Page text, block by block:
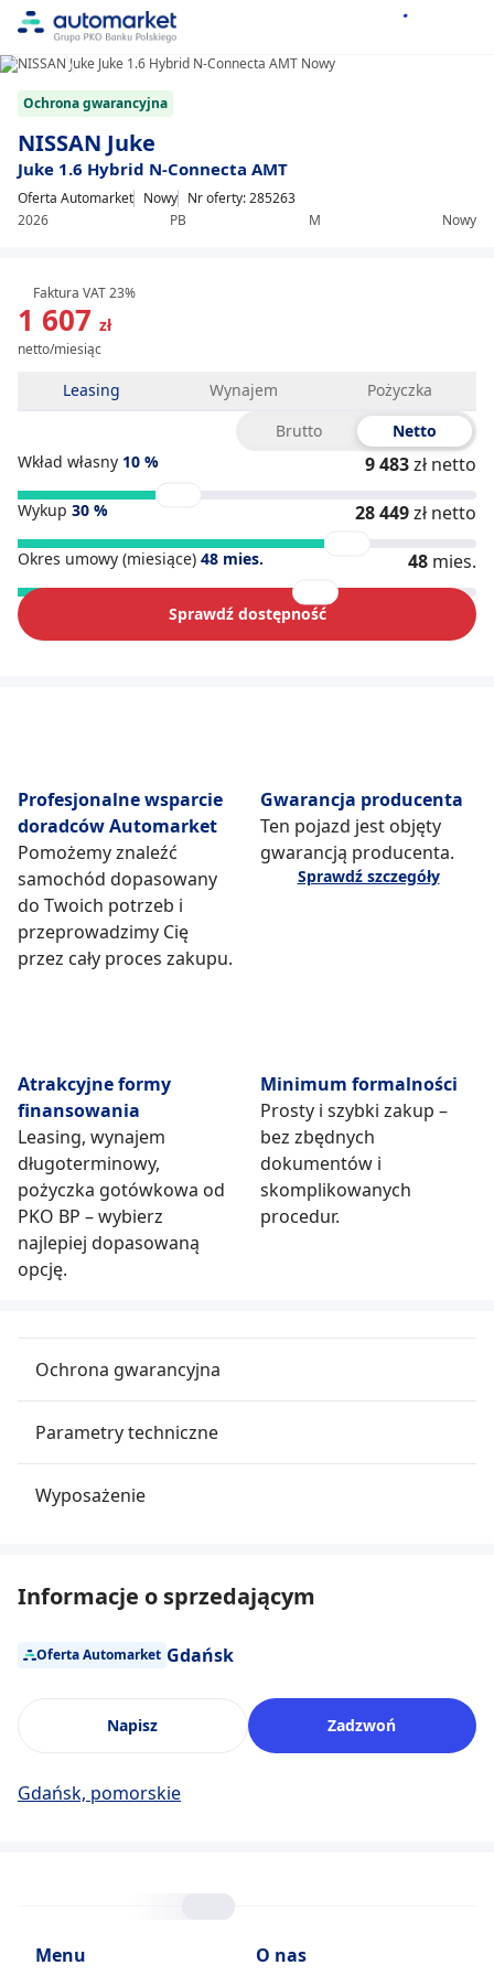
1/13
Ochrona gwarancyjna
NISSAN Juke
Juke 1.6 Hybrid N-Connecta AMT
Oferta Automarket Nowy
2026
PB M Nowy
Nr oferty: 285263
1 607 zł
netto/miesiąc
Faktura VAT 23%
Leasing Wynajem
Pożyczka
Brutto
Netto
Wkład własny 10 % 9 483zł netto
Wykup 30 % 28 449zł netto
Okres umowy (miesiące) 48 mies. 48 mies.
Sprawdź dostępność
Profesjonalne wsparcie
doradców Automarket
Pomożemy znaleźć
samochód dopasowany
do Twoich potrzeb i
przeprowadzimy Cię
przez cały proces zakupu.
Gwarancja producenta
Ten pojazd jest objęty
gwarancją producenta.
Sprawdź szczegóły
Atrakcyjne formy
finansowania
Leasing, wynajem
długoterminowy,
pożyczka gotówkowa od
PKO BP – wybierz
najlepiej dopasowaną
opcję.
Minimum formalności
Prosty i szybki zakup –
bez zbędnych
dokumentów i
skomplikowanych
procedur.
Ochrona gwarancyjna
Parametry techniczne
Wyposażenie
Informacje o sprzedającym
Oferta Automarket Gdańsk
Napisz Zadzwoń
Gdańsk, pomorskie
Menu O nas